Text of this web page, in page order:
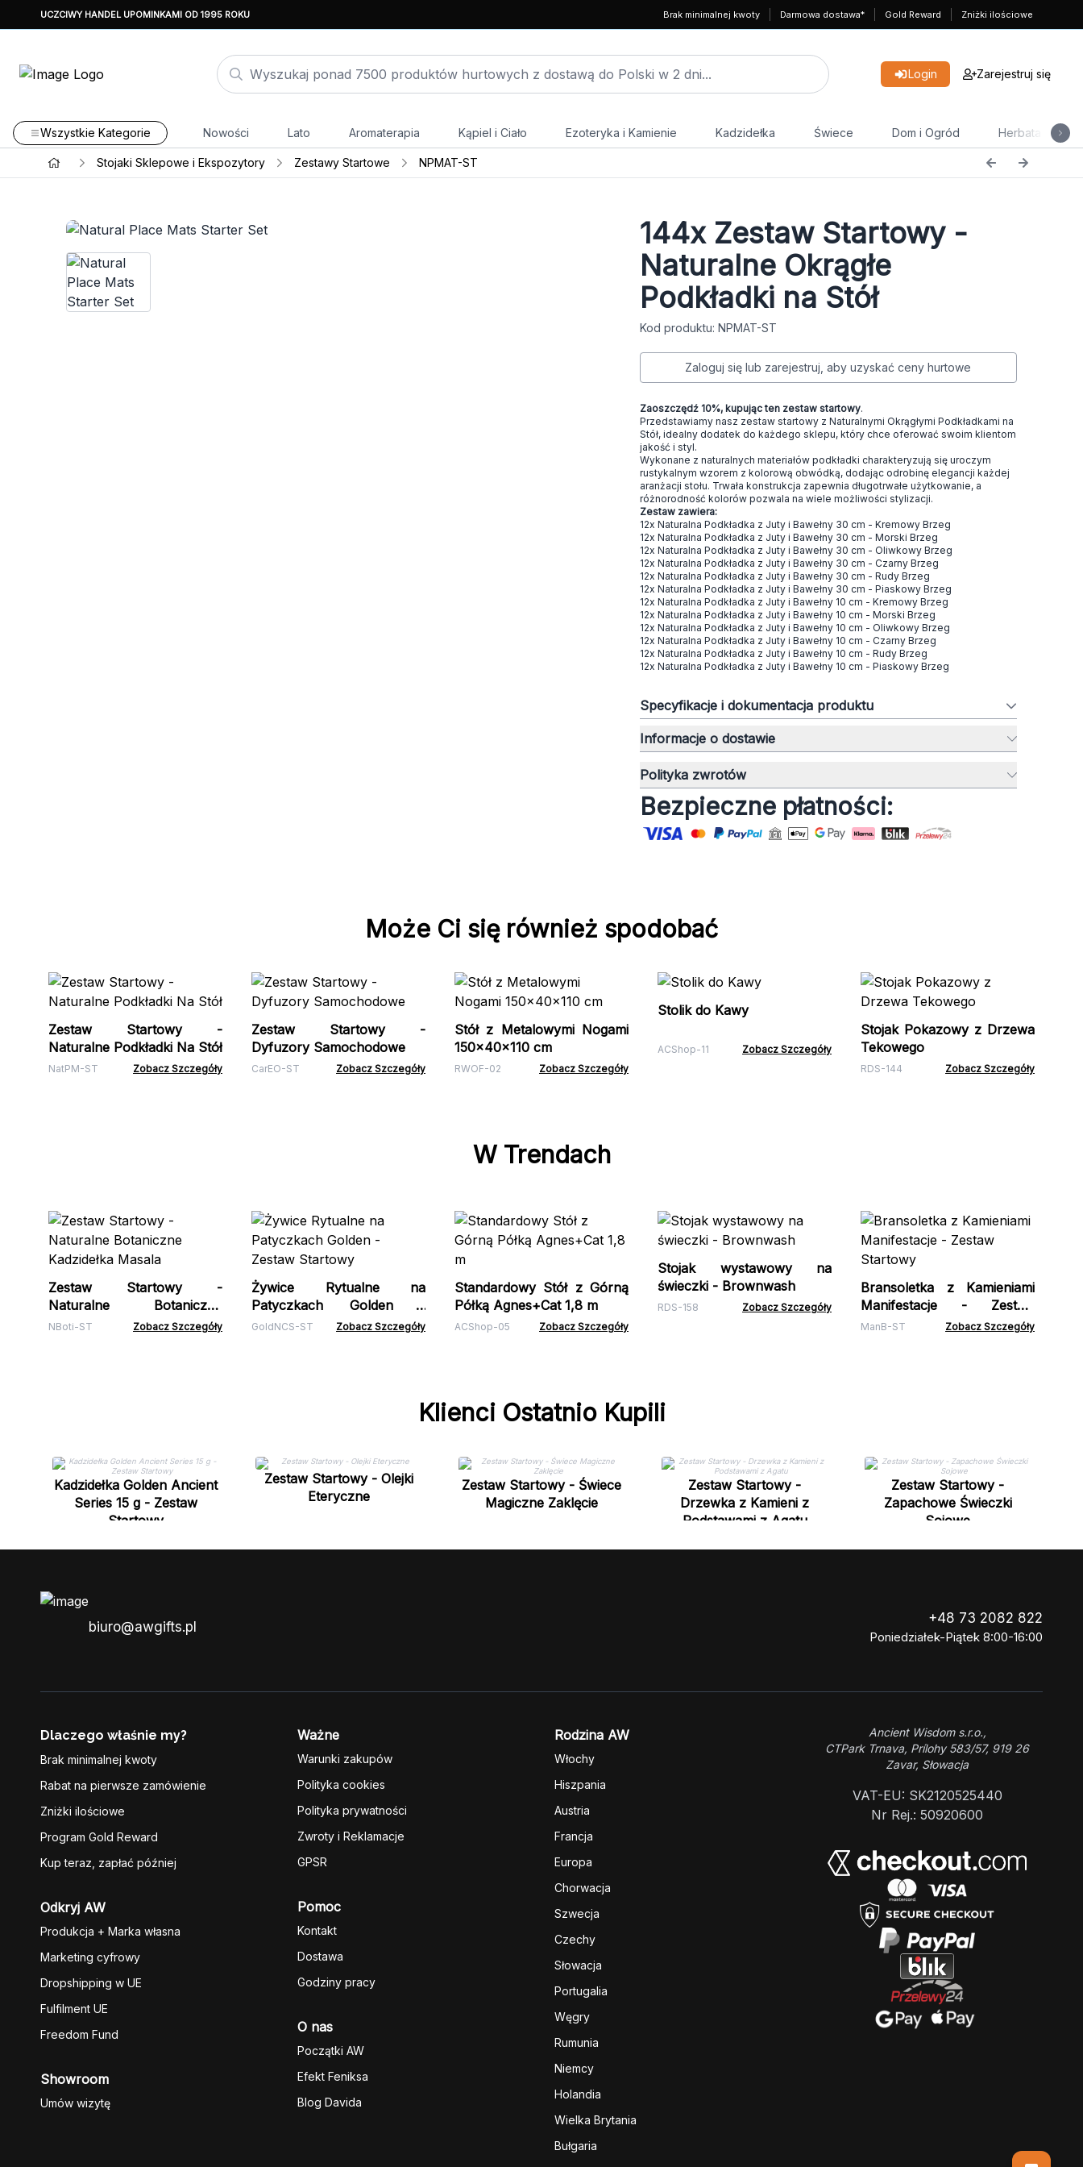
UCZCIWY HANDEL UPOMINKAMI OD 1995 ROKU Brak minimalnej kwoty Darmowa dostawa* Gold Reward Zniżki ilościowe
Login Zarejestruj się
Wszystkie Kategorie Nowości Lato Aromaterapia Kąpiel i Ciało Ezoteryka i Kamienie Kadzidełka Świece Dom i Ogród Herbata
Stojaki Sklepowe i Ekspozytory Zestawy Startowe NPMAT-ST
144xZestaw Startowy -
Naturalne Okrągłe
Podkładki na Stół
Kod produktu: NPMAT-ST
Zaloguj się lub zarejestruj, aby uzyskać ceny hurtowe
Zaoszczędź 10%, kupując ten zestaw startowy.
Przedstawiamy nasz zestaw startowy z Naturalnymi Okrągłymi Podkładkami na
Stół, idealny dodatek do każdego sklepu, który chce oferować swoim klientom
jakość i styl.
Wykonane z naturalnych materiałów podkładki charakteryzują się uroczym
rustykalnym wzorem z kolorową obwódką, dodając odrobinę elegancji każdej
aranżacji stołu. Trwała konstrukcja zapewnia długotrwałe użytkowanie, a
różnorodność kolorów pozwala na wiele możliwości stylizacji.
Zestaw zawiera:
12x Naturalna Podkładka z Juty i Bawełny 30 cm - Kremowy Brzeg
12x Naturalna Podkładka z Juty i Bawełny 30 cm - Morski Brzeg
12x Naturalna Podkładka z Juty i Bawełny 30 cm - Oliwkowy Brzeg
12x Naturalna Podkładka z Juty i Bawełny 30 cm - Czarny Brzeg
12x Naturalna Podkładka z Juty i Bawełny 30 cm - Rudy Brzeg
12x Naturalna Podkładka z Juty i Bawełny 30 cm - Piaskowy Brzeg
12x Naturalna Podkładka z Juty i Bawełny 10 cm - Kremowy Brzeg
12x Naturalna Podkładka z Juty i Bawełny 10 cm - Morski Brzeg
12x Naturalna Podkładka z Juty i Bawełny 10 cm - Oliwkowy Brzeg
12x Naturalna Podkładka z Juty i Bawełny 10 cm - Czarny Brzeg
12x Naturalna Podkładka z Juty i Bawełny 10 cm - Rudy Brzeg
12x Naturalna Podkładka z Juty i Bawełny 10 cm - Piaskowy Brzeg
Specyfikacje i dokumentacja produktu
Informacje o dostawie
Polityka zwrotów
Bezpieczne płatności:
Może Ci się również spodobać
Zestaw Startowy -
Naturalne Podkładki Na Stół
NatPM-ST Zobacz Szczegóły
Zestaw Startowy -
Dyfuzory Samochodowe
CarEO-ST Zobacz Szczegóły
Stół z Metalowymi Nogami
150x40x110 cm
RWOF-02 Zobacz Szczegóły
Stolik do Kawy
ACShop-11 Zobacz Szczegóły
Stojak Pokazowy z Drzewa
Tekowego
RDS-144 Zobacz Szczegóły
W Trendach
Zestaw Startowy -
Naturalne Botaniczne
Kadzidełka Masala
NBoti-ST Zobacz Szczegóły
Żywice Rytualne na
Patyczkach Golden -
Zestaw Startowy
GoldNCS-ST Zobacz Szczegóły
Standardowy Stół z Górną
Półką Agnes+Cat 1,8 m
ACShop-05 Zobacz Szczegóły
Stojak wystawowy na
świeczki - Brownwash
RDS-158 Zobacz Szczegóły
Bransoletka z Kamieniami
Manifestacje - Zestaw
Startowy
ManB-ST Zobacz Szczegóły
Klienci Ostatnio Kupili
Kadzidełka Golden Ancient
Series 15 g - Zestaw
Startowy
Zestaw Startowy - Olejki
Eteryczne
Zestaw Startowy - Świece
Magiczne Zaklęcie
Zestaw Startowy -
Drzewka z Kamieni z
Podstawami z Agatu
Zestaw Startowy -
Zapachowe Świeczki
Sojowe
biuro@awgifts.pl
+48 73 2082 822
Poniedziałek-Piątek 8:00-16:00
Dlaczego właśnie my?
Brak minimalnej kwoty
Rabat na pierwsze zamówienie
Zniżki ilościowe
Program Gold Reward
Kup teraz, zapłać później
Odkryj AW
Produkcja + Marka własna
Marketing cyfrowy
Dropshipping w UE
Fulfilment UE
Freedom Fund
Showroom
Umów wizytę
Ważne
Warunki zakupów
Polityka cookies
Polityka prywatności
Zwroty i Reklamacje
GPSR
Pomoc
Kontakt
Dostawa
Godziny pracy
O nas
Początki AW
Efekt Feniksa
Blog Davida
Rodzina AW
Włochy
Hiszpania
Austria
Francja
Europa
Chorwacja
Szwecja
Czechy
Słowacja
Portugalia
Węgry
Rumunia
Niemcy
Holandia
Wielka Brytania
Bułgaria
Ancient Wisdom s.r.o.,
CTPark Trnava, Prílohy 583/57, 919 26
Zavar, Słowacja
VAT-EU: SK2120525440
Nr Rej.: 50920600